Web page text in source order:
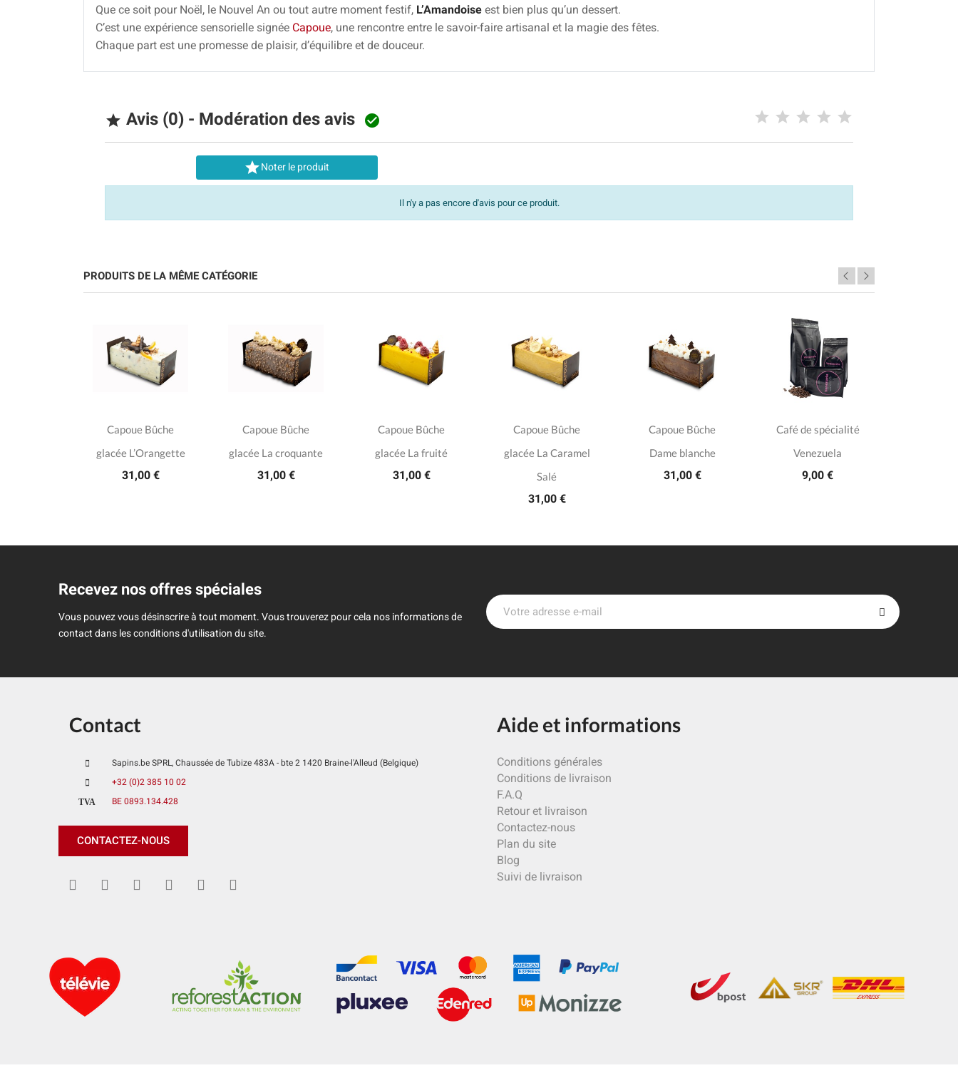
Que ce soit pour Noël, le Nouvel An ou tout autre moment festif, L’Amandoise est bien plus qu’un dessert.
C’est une expérience sensorielle signée Capoue, une rencontre entre le savoir-faire artisanal et la magie des fêtes.
Chaque part est une promesse de plaisir, d’équilibre et de douceur.
 Avis (0) - Modération des avis 
Noter le produit
Il n'y a pas encore d'avis pour ce produit.
PRODUITS DE LA MÊME CATÉGORIE
Capoue Bûche
glacée L’Orangette
31,00 €
Capoue Bûche
glacée La croquante
31,00 €
Capoue Bûche
glacée La fruité
31,00 €
Capoue Bûche
glacée La Caramel
Salé
31,00 €
Capoue Bûche
Dame blanche
31,00 €
Café de spécialité
Venezuela
9,00 €
Recevez nos offres spéciales
Vous pouvez vous désinscrire à tout moment. Vous trouverez pour cela nos informations de
contact dans les conditions d'utilisation du site.
Contact
Sapins.be SPRL, Chaussée de Tubize 483A - bte 2 1420 Braine-l'Alleud (Belgique)
+32 (0)2 385 10 02
TVA
BE 0893.134.428
CONTACTEZ-NOUS
Aide et informations
Conditions générales
Conditions de livraison
F.A.Q
Retour et livraison
Contactez-nous
Plan du site
Blog
Suivi de livraison